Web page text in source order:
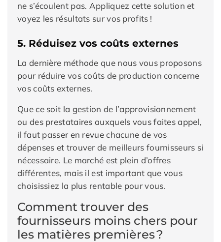
ne s’écoulent pas. Appliquez cette solution et
voyez les résultats sur vos profits !
5. Réduisez vos coûts externes
La dernière méthode que nous vous proposons
pour réduire vos coûts de production concerne
vos coûts externes.
Que ce soit la gestion de l’approvisionnement
ou des prestataires auxquels vous faites appel,
il faut passer en revue chacune de vos
dépenses et trouver de meilleurs fournisseurs si
nécessaire. Le marché est plein d’offres
différentes, mais il est important que vous
choisissiez la plus rentable pour vous.
Comment trouver des
fournisseurs moins chers pour
les matières premières ?